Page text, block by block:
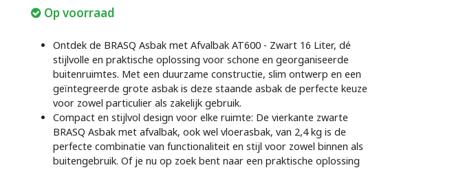
Op voorraad
Ontdek de BRASQ Asbak met Afvalbak AT600 - Zwart 16 Liter, dé
stijlvolle en praktische oplossing voor schone en georganiseerde
buitenruimtes. Met een duurzame constructie, slim ontwerp en een
geïntegreerde grote asbak is deze staande asbak de perfecte keuze
voor zowel particulier als zakelijk gebruik.
Compact en stijlvol design voor elke ruimte: De vierkante zwarte
BRASQ Asbak met afvalbak, ook wel vloerasbak, van 2,4 kg is de
perfecte combinatie van functionaliteit en stijl voor zowel binnen als
buitengebruik. Of je nu op zoek bent naar een praktische oplossing